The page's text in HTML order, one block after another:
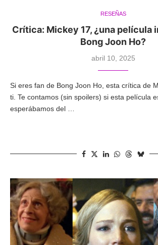
RESEÑAS
Crítica: Mickey 17, ¿una película
Bong Joon Ho?
abril 10, 2025
Si eres fan de Bong Joon Ho, esta crítica de
ti. Te contamos (sin spoilers) si esta película
esperábamos del …